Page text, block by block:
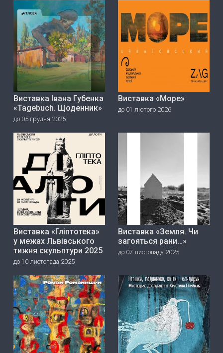
Виставка Івана Губенка
«Tagebuch. Щоденник»
до 05 грудня 2025
Виставка «Море»
до 01 лютого 2026
Виставка «Гліптотека»
у межах Львівського
тижня скульптури 2025
до 10 листопада 2025
Виставка «Земля. Чи
загояться рани…»
до 07 листопада 2025